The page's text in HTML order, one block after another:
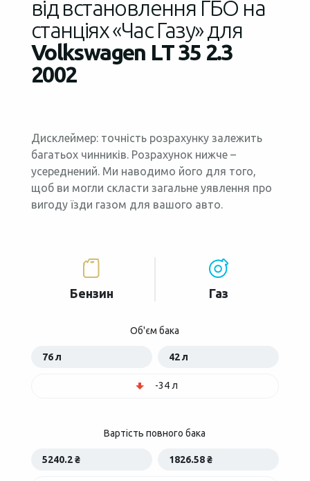
від встановлення ГБО на
станціях «Час Газу» для
Volkswagen LT 35 2.3
2002
Дисклеймер: точність розрахунку залежить
багатьох чинників. Розрахунок нижче –
усереднений. Ми наводимо його для того,
щоб ви могли скласти загальне уявлення про
вигоду їзди газом для вашого авто.
Бензин Газ
Об'єм бака
76 л 42 л
-34 л
Вартість повного бака
5240.2 ₴ 1826.58 ₴